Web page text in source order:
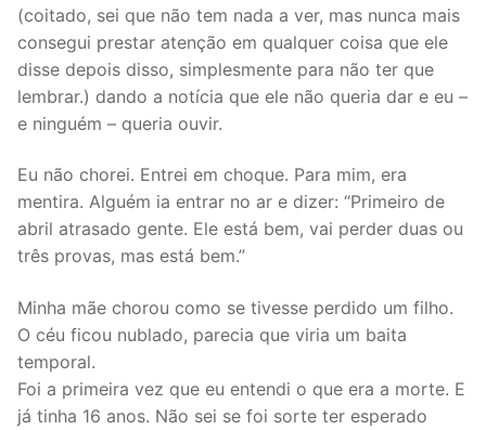
(coitado, sei que não tem nada a ver, mas nunca mais
consegui prestar atenção em qualquer coisa que ele
disse depois disso, simplesmente para não ter que
lembrar.) dando a notícia que ele não queria dar e eu –
e ninguém – queria ouvir.
Eu não chorei. Entrei em choque. Para mim, era
mentira. Alguém ia entrar no ar e dizer: “Primeiro de
abril atrasado gente. Ele está bem, vai perder duas ou
três provas, mas está bem.”
Minha mãe chorou como se tivesse perdido um filho.
O céu ficou nublado, parecia que viria um baita
temporal.
Foi a primeira vez que eu entendi o que era a morte. E
já tinha 16 anos. Não sei se foi sorte ter esperado